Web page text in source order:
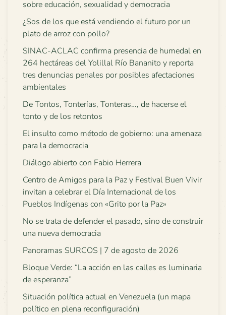
sobre educación, sexualidad y democracia
¿Sos de los que está vendiendo el futuro por un
plato de arroz con pollo?
SINAC-ACLAC confirma presencia de humedal en
264 hectáreas del Yolillal Río Bananito y reporta
tres denuncias penales por posibles afectaciones
ambientales
De Tontos, Tonterías, Tonteras…, de hacerse el
tonto y de los retontos
El insulto como método de gobierno: una amenaza
para la democracia
Diálogo abierto con Fabio Herrera
Centro de Amigos para la Paz y Festival Buen Vivir
invitan a celebrar el Día Internacional de los
Pueblos Indígenas con «Grito por la Paz»
No se trata de defender el pasado, sino de construir
una nueva democracia
Panoramas SURCOS | 7 de agosto de 2026
Bloque Verde: “La acción en las calles es luminaria
de esperanza”
Situación política actual en Venezuela (un mapa
político en plena reconfiguración)